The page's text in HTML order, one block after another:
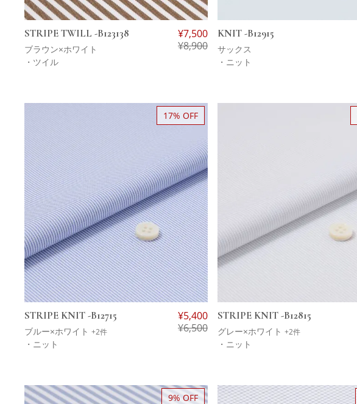
STRIPE TWILL -B123138
ブラウン×ホワイト
¥7,500
¥8,900
・ツイル
KNIT -B12915
サックス
・ニット
17% OFF
STRIPE KNIT -B12715
ブルー×ホワイト +2件
¥5,400
¥6,500
・ニット
STRIPE KNIT -B12815
グレー×ホワイト+2件
・ニット
9% OFF